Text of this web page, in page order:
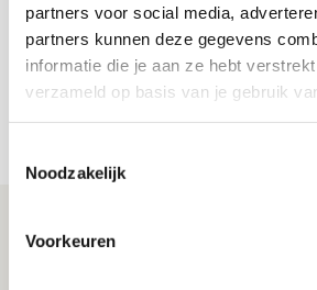
partners voor social media,
partners kunnen deze gegevens
informatie die je aan ze hebt
verzameld op basis van je gebruik
Noodzakelijk
Voorkeuren
Bekijk alle berichten van De
Reisverslag PEC-uit:
operatie onderweg naar